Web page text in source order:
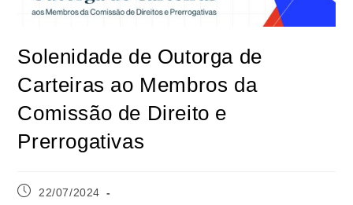
Solenidade de Outorga de
Carteiras ao Membros da
Comissão de Direito e
Prerrogativas
22/07/2024